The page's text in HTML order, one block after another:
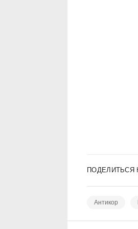
Антикор